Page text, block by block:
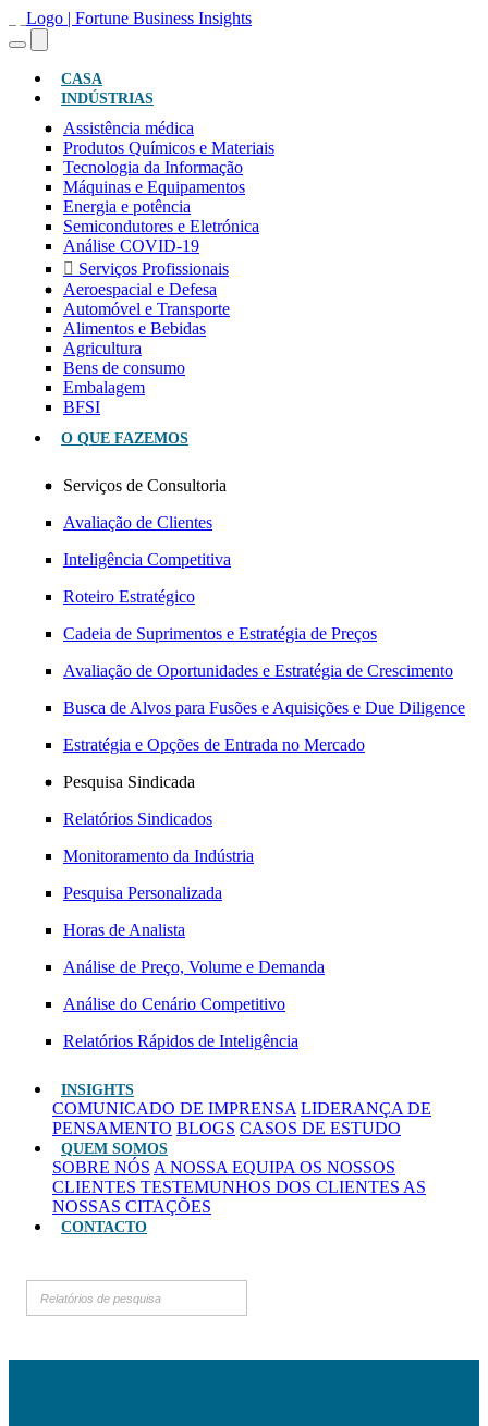
CASA
INDÚSTRIAS
Assistência médica
Produtos Químicos e Materiais
Tecnologia da Informação
Máquinas e Equipamentos
Energia e potência
Semicondutores e Eletrónica
Análise COVID-19
Serviços Profissionais
Aeroespacial e Defesa
Automóvel e Transporte
Alimentos e Bebidas
Agricultura
Bens de consumo
Embalagem
BFSI
O QUE FAZEMOS
Serviços de Consultoria
Avaliação de Clientes
Inteligência Competitiva
Roteiro Estratégico
Cadeia de Suprimentos e Estratégia de Preços
Avaliação de Oportunidades e Estratégia de Crescimento
Busca de Alvos para Fusões e Aquisições e Due Diligence
Estratégia e Opções de Entrada no Mercado
Pesquisa Sindicada
Relatórios Sindicados
Monitoramento da Indústria
Pesquisa Personalizada
Horas de Analista
Análise de Preço, Volume e Demanda
Análise do Cenário Competitivo
Relatórios Rápidos de Inteligência
INSIGHTS
COMUNICADO DE IMPRENSA LIDERANÇA DE
PENSAMENTO BLOGS CASOS DE ESTUDO
QUEM SOMOS
SOBRE NÓS A NOSSA EQUIPA OS NOSSOS
CLIENTES TESTEMUNHOS DOS CLIENTES AS
NOSSAS CITAÇÕES
CONTACTO